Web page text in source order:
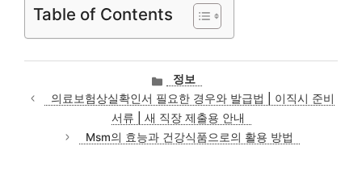
Table of Contents
카
테
고
리
정보
의료보험상실확인서 필요한 경우와 발급법 | 이직시 준비
서류 | 새 직장 제출용 안내
Msm의 효능과 건강식품으로의 활용 방법